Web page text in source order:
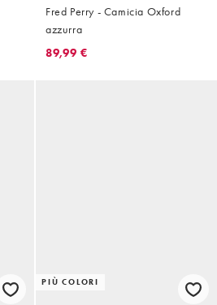
Fred Perry - Camicia Oxford
azzurra
89,99 €
PIÙ COLORI